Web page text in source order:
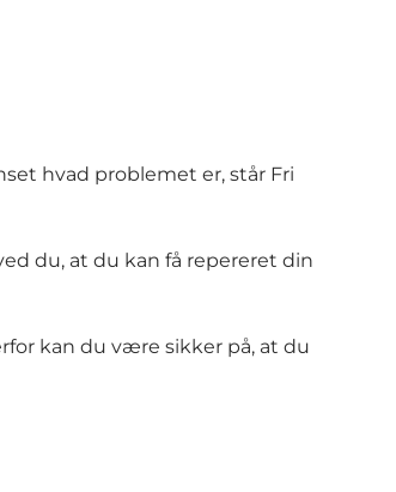
hvad problemet er, står Fri
du, at du kan få repereret din
kan du være sikker på, at du